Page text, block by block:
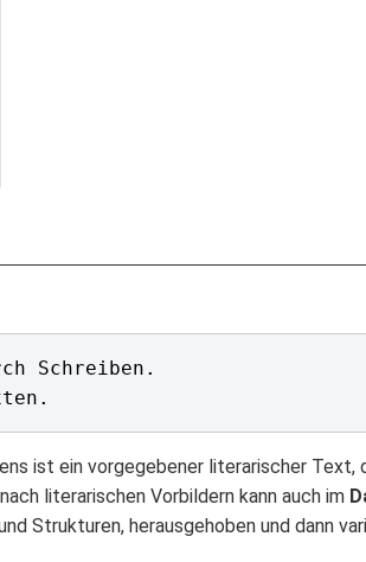
Schreiben.
ist ein vorgegebener literarischer
literarischen Vorbildern kann auch im
Strukturen, herausgehoben und dann